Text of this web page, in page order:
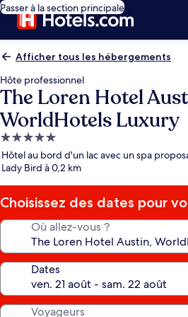
Passer à la section principale
Afficher tous les hébergements
Hôte professionnel
The Loren Hotel
WorldHotels Luxury
Hébergement
5.0 étoiles
Hôtel au bord d'un lac avec un spa
Lady Bird à 0,2 km
Choisissez des dates pour
Où allez-vous ?
Dates
Voyageurs